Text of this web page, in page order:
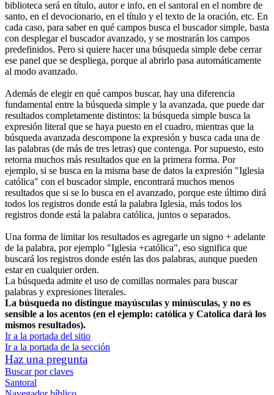
biblioteca será en título, autor e info, en el santoral en el nombre de
santo, en el devocionario, en el título y el texto de la oración, etc. En
cada caso, para saber en qué campos busca el buscador simple, basta
con desplegar el buscador avanzado, y se mostrarán los campos
predefinidos. Pero si quiere hacer una búsqueda simple debe cerrar
ese panel que se despliega, porque al abrirlo pasa automáticamente
al modo avanzado.
Además de elegir en qué campos buscar, hay una diferencia
fundamental entre la búsqueda simple y la avanzada, que puede dar
resultados completamente distintos: la búsqueda simple busca la
expresión literal que se haya puesto en el cuadro, mientras que la
búsqueda avanzada descompone la expresión y busca cada una de
las palabras (de más de tres letras) que contenga. Por supuesto, esto
retorna muchos más resultados que en la primera forma. Por
ejemplo, si se busca en la misma base de datos la expresión "Iglesia
católica" con el buscador simple, encontrará muchos menos
resultados que si se lo busca en el avanzado, porque este último dirá
todos los registros donde está la palabra Iglesia, más todos los
registros donde está la palabra católica, juntos o separados.
Una forma de limitar los resultados es agregarle un signo + adelante
de la palabra, por ejemplo "Iglesia +católica", eso significa que
buscará los registros donde estén las dos palabras, aunque pueden
estar en cualquier orden.
La búsqueda admite el uso de comillas normales para buscar
palabras y expresiones literales.
La búsqueda no distingue mayúsculas y minúsculas, y no es
sensible a los acentos (en el ejemplo: católica y Catolica dará los
mismos resultados).
Ir a la portada del sitio
Ir a la portada de la sección
Haz una pregunta
Buscar por claves
Santoral